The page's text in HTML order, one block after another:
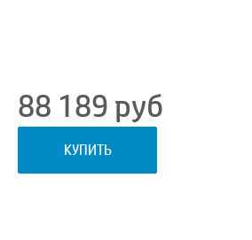
88 189руб
КУПИТЬ